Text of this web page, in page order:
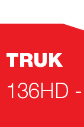
TRUK
136HD